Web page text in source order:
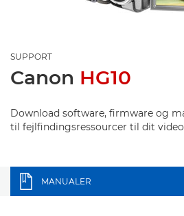
SUPPORT
Canon HG10
Download software, firmware og
til fejlfindingsressourcer til dit
MANUALER